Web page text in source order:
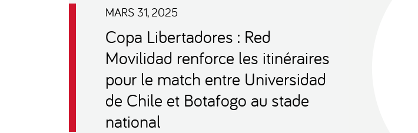
MARS 31, 2025
Copa Libertadores : Red
Movilidad renforce les itinéraires
pour le match entre Universidad
de Chile et Botafogo au stade
national